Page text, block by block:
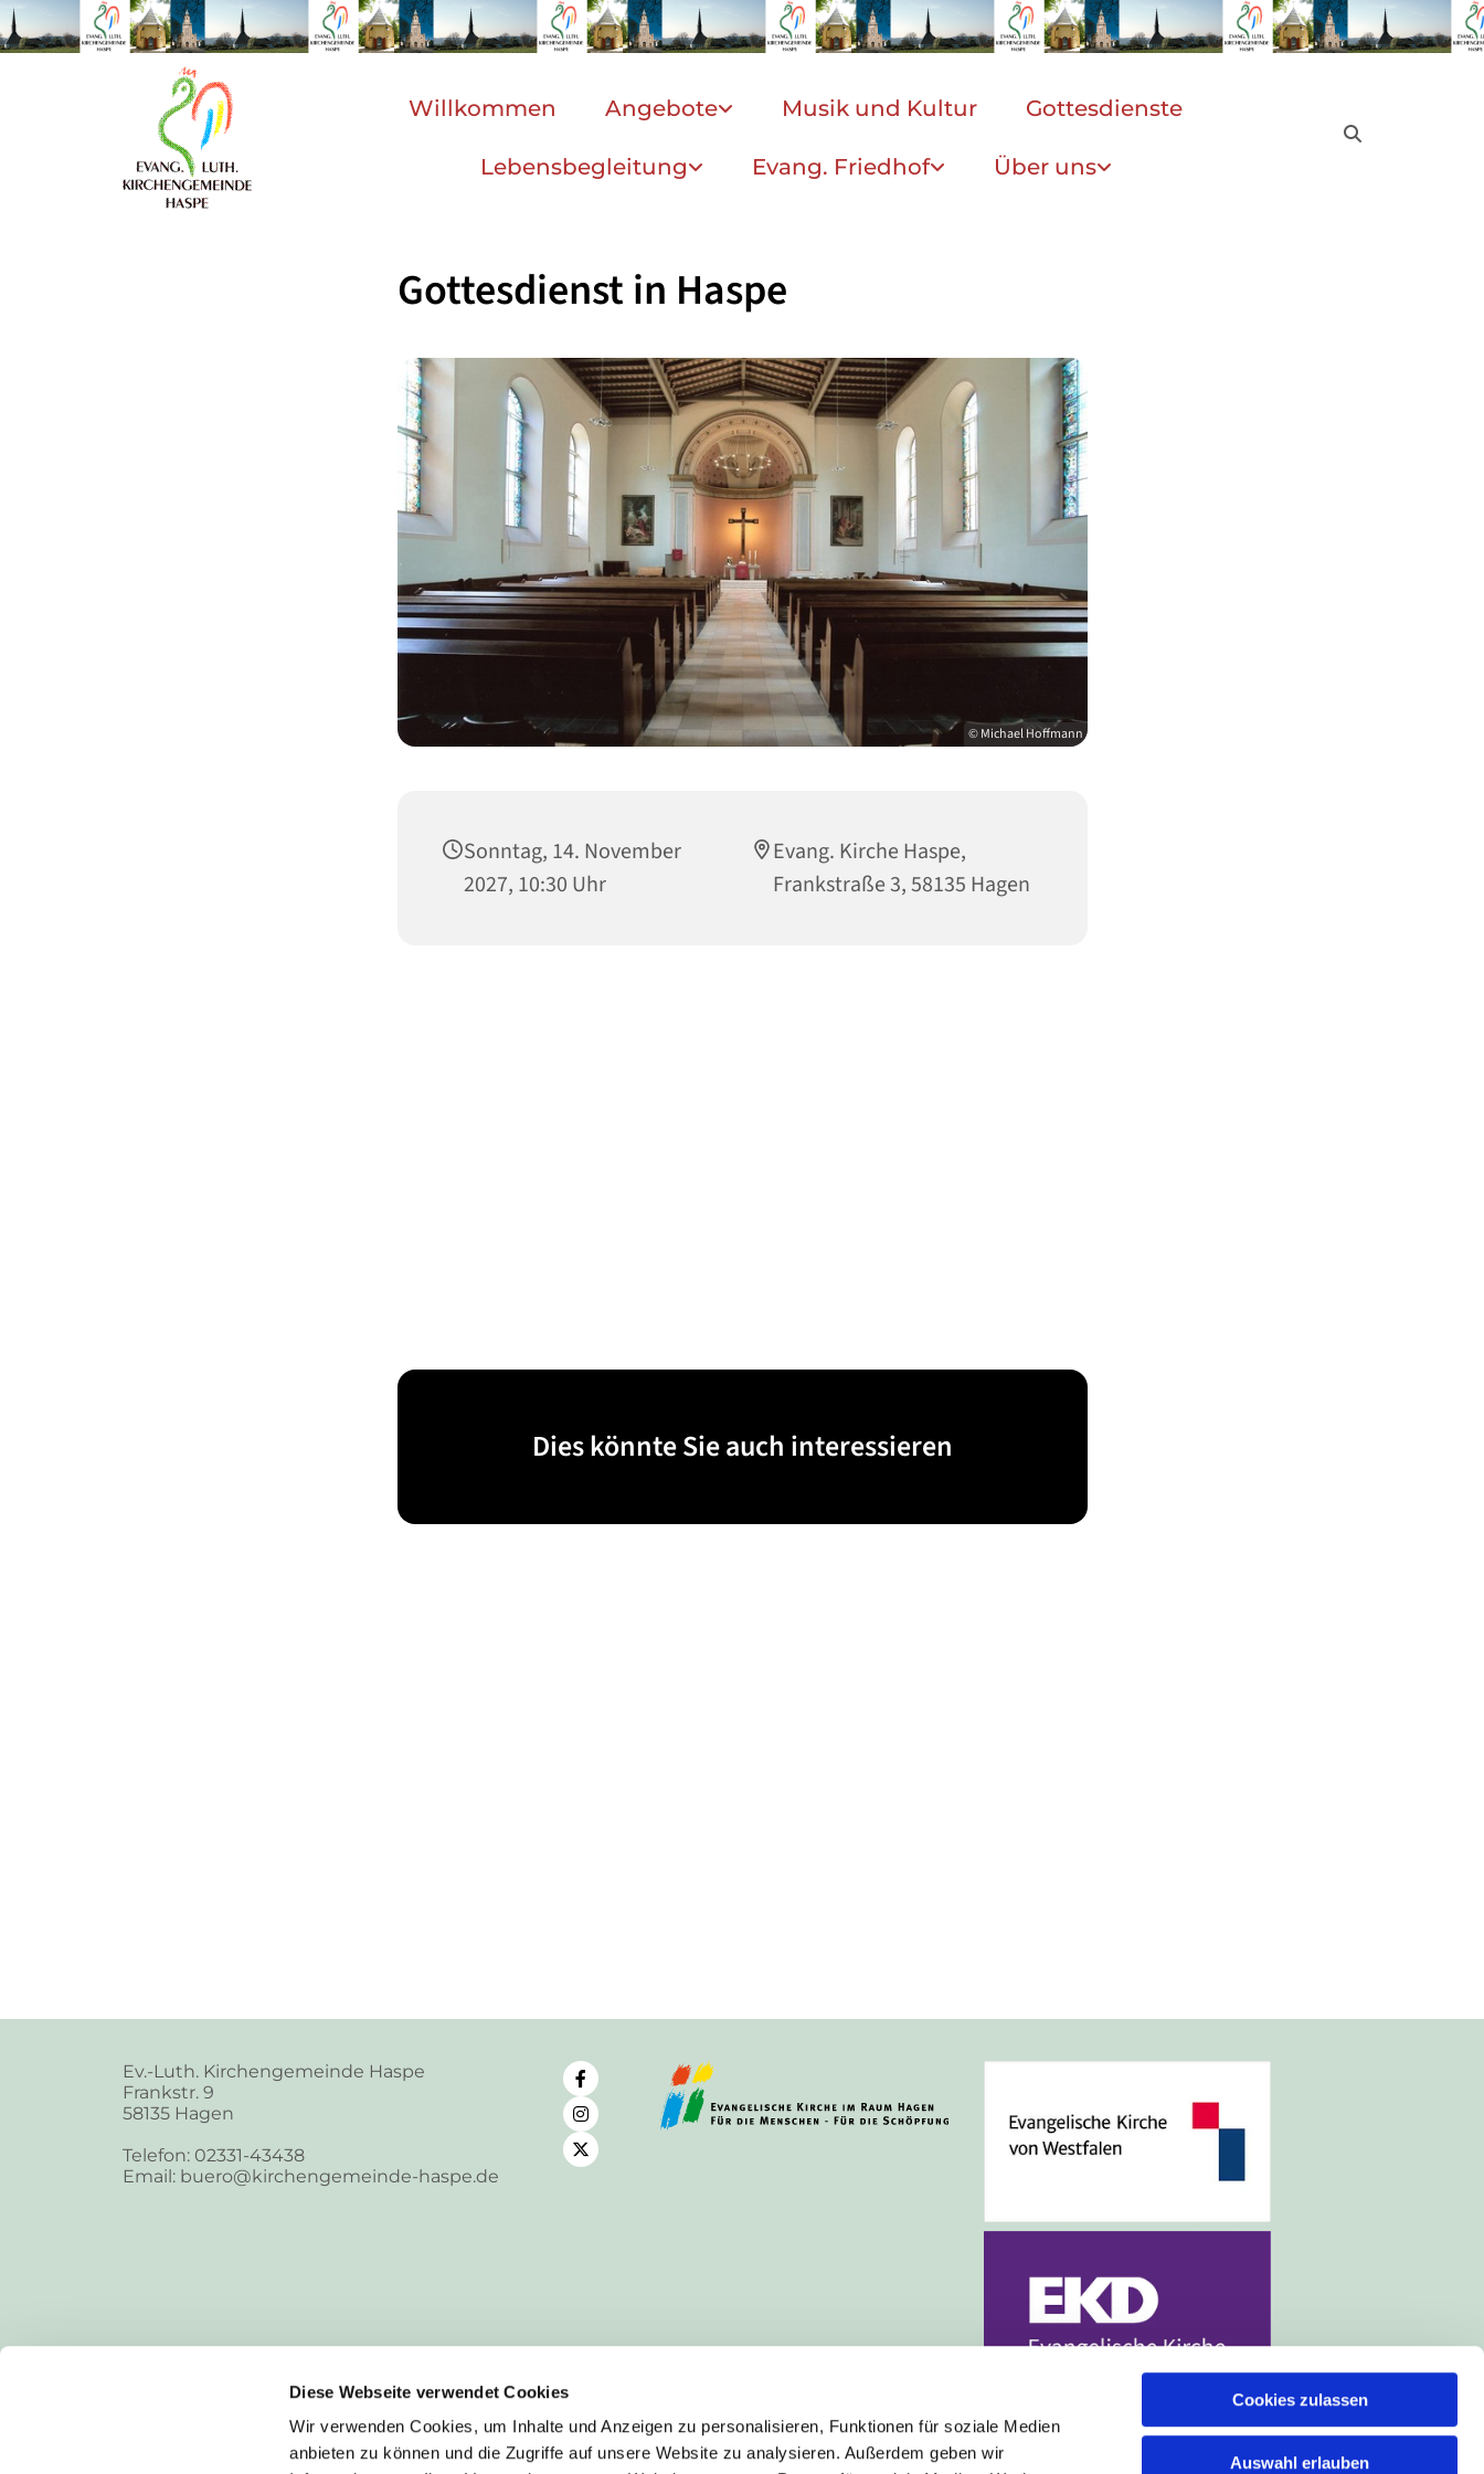
Diese Webseite verwendet Cookies
Wir verwenden Cookies, um Inhalte und Anzeigen zu personalisieren, Funktionen für soziale Medien
anbieten zu können und die Zugriffe auf unsere Website zu analysieren. Außerdem geben wir
Cookies zulassen
Auswahl erlauben
Willkommen Angebote Musik und Kultur Gottesdienste
Lebensbegleitung Evang. Friedhof Über uns
Gottesdienst in Haspe
© Michael Hoffmann
Sonntag, 14. November
2027, 10:30 Uhr
Evang. Kirche Haspe,
Frankstraße 3, 58135 Hagen
Dies könnte Sie auch interessieren
Ev.-Luth. Kirchengemeinde Haspe
Frankstr. 9
58135 Hagen
Telefon: 02331-43438
Email: buero@kirchengemeinde-haspe.de